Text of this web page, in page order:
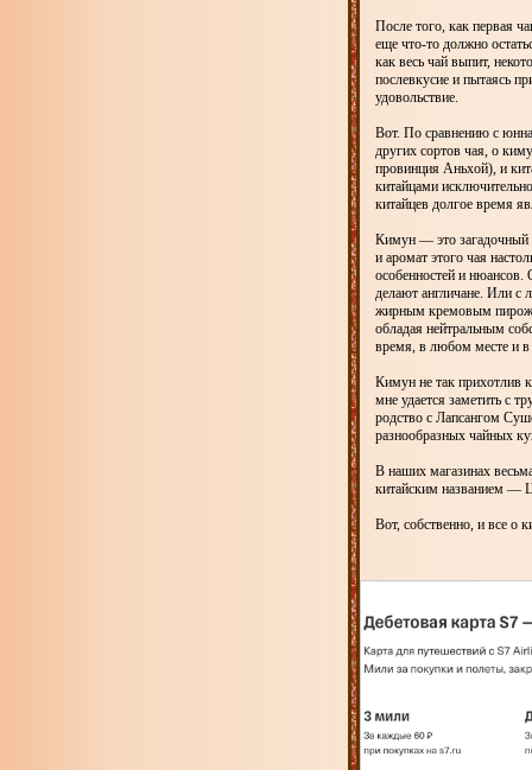
После того, как первая
еще что-то должно
как весь чай выпит,
послевкусие и пытаясь
удовольствие.
Вот. По сравнению с
других сортов чая, о
провинция Аньхой), и
китайцами
китайцев долгое время
Кимун — это загадочный
и аромат этого чая
особенностей и нюансов.
делают англичане. Или с
жирным кремовым
обладая нейтральным
время, в любом месте и
Кимун не так прихотлив
мне удается заметить с
родство с Лапсангом
разнообразных чайных
В наших магазинах
китайским названием —
Вот, собственно, и все о